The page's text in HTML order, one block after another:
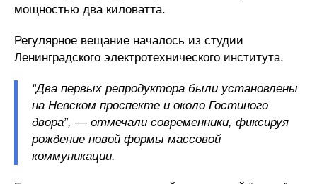
мощностью два киловатта.
Регулярное вещание началось из студии
Ленинградского электротехнического института.
“Два первых репродуктора были установлены
на Невском проспекте и около Гостиного
двора”, — отмечали современники, фиксируя
рождение новой формы массовой
коммуникации.